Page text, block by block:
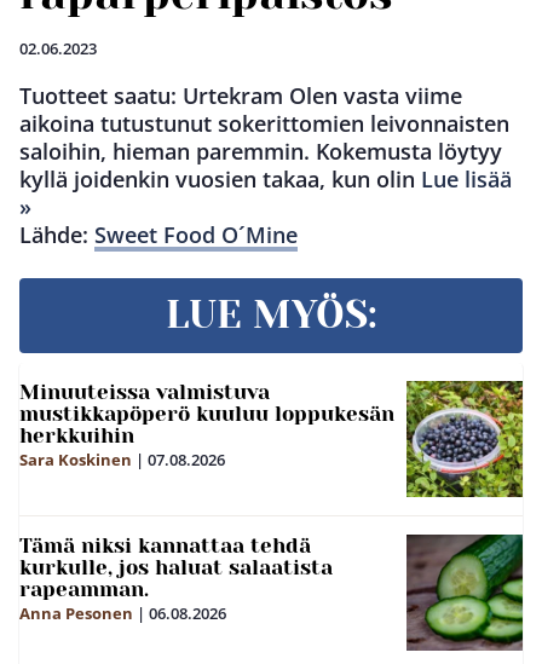
02.06.2023
Tuotteet saatu: Urtekram Olen vasta viime
aikoina tutustunut sokerittomien leivonnaisten
saloihin, hieman paremmin. Kokemusta löytyy
kyllä joidenkin vuosien takaa, kun olin Lue lisää
»
Lähde: Sweet Food O´Mine
LUE MYÖS:
Minuuteissa valmistuva
mustikkapöperö kuuluu loppukesän
herkkuihin
Sara Koskinen | 07.08.2026
Tämä niksi kannattaa tehdä
kurkulle, jos haluat salaatista
rapeamman.
Anna Pesonen | 06.08.2026